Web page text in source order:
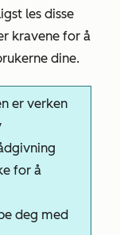
les disse
kravene for å
dine.
er verken
for å
deg med